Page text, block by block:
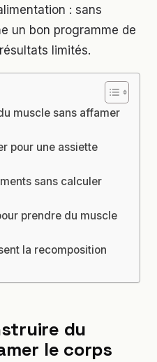
: sans
un bon programme de
limités.
muscle sans affamer
pour une assiette
sans calculer
prendre du muscle
la recomposition
du
le corps